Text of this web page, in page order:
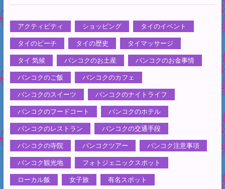
アクティビティ ショッピング タイのイベント
タイのビーチ タイの歴史 タイマッサージ
タイ 気候 バンコクのお土産 バンコクのお金事情
バンコクのご飯 バンコクのカフェ
バンコクのスイーツ バンコクのナイトライフ
バンコクのフードコート バンコクのホテル
バンコクのレストラン バンコクの交通手段
バンコクの寺院 バンコクツアー バンコク注意事項
バンコク観光地 フォトジェニックスポット
ローカル飯 女子旅 有名スポット